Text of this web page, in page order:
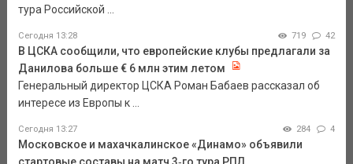
тура Российской ...
Сегодня 13:28 719 42
В ЦСКА сообщили, что европейские клубы предлагали за
Данилова больше € 6 млн этим летом
Генеральный директор ЦСКА Роман Бабаев рассказал об
интересе из Европы к ...
Сегодня 13:27 284 4
Московское и махачкалинское «Динамо» объявили